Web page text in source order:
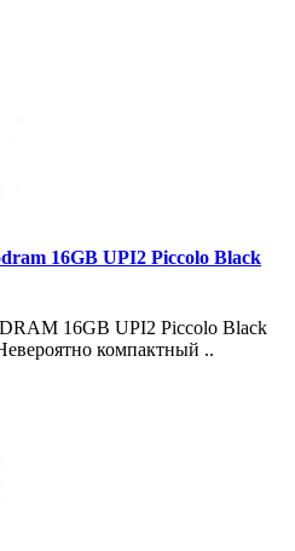
16GB UPI2 Piccolo Black
16GB UPI2 Piccolo Black
компактный ..